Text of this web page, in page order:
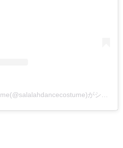
Salalah_Bellydancecoustume(@salalahdancecostume)がシェアした投稿